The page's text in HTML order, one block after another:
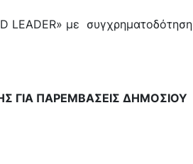
LEADER» με συγχρηματοδότηση
ΓΙΑ ΠΑΡΕΜΒΑΣΕΙΣ ΔΗΜΟΣΙΟΥ